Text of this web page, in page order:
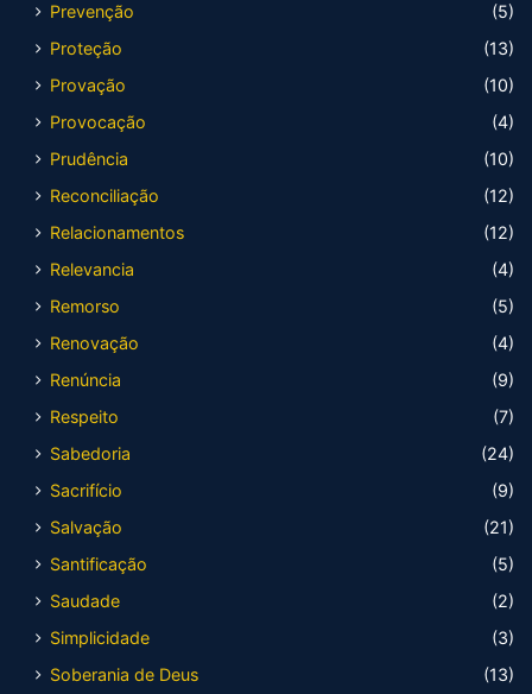
Prevenção
(5)
Proteção
(13)
Provação
(10)
Provocação
(4)
Prudência
(10)
Reconciliação
(12)
Relacionamentos
(12)
Relevancia
(4)
Remorso
(5)
Renovação
(4)
Renúncia
(9)
Respeito
(7)
Sabedoria
(24)
Sacrifício
(9)
Salvação
(21)
Santificação
(5)
Saudade
(2)
Simplicidade
(3)
Soberania de Deus
(13)